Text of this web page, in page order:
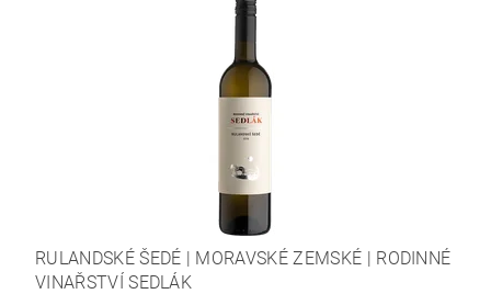
RULANDSKÉ ŠEDÉ | MORAVSKÉ ZEMSKÉ | RODINNÉ
VINAŘSTVÍ SEDLÁK